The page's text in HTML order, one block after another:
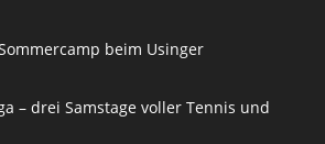
beim Usinger
– drei Samstage voller Tennis und